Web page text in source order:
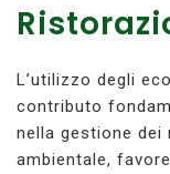
L’utilizzo degli
contributo
nella gestione dei
ambientale,